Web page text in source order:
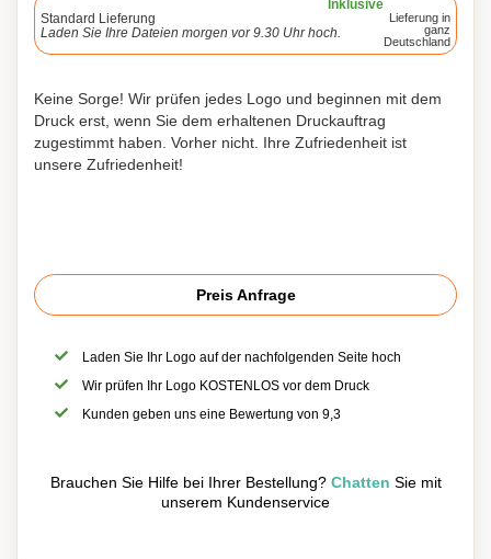
Inklusive
Standard Lieferung
Laden Sie Ihre Dateien morgen vor 9.30 Uhr hoch.
Lieferung in
ganz
Deutschland
Keine Sorge! Wir prüfen jedes Logo und beginnen mit dem
Druck erst, wenn Sie dem erhaltenen Druckauftrag
zugestimmt haben. Vorher nicht. Ihre Zufriedenheit ist
unsere Zufriedenheit!
Preis Anfrage
Laden Sie Ihr Logo auf der nachfolgenden Seite hoch
Wir prüfen Ihr Logo KOSTENLOS vor dem Druck
Kunden geben uns eine Bewertung von 9,3
Brauchen Sie Hilfe bei Ihrer Bestellung? Chatten Sie mit
unserem Kundenservice